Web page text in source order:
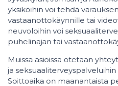
yksiköihin voi tehdä
vastaanottokäynnille tai
neuvoloihin voi
puhelinajan tai
Muissa asioissa otetaan
ja seksuaaliterveyspalveluihin
Soittoaika on maanantaista